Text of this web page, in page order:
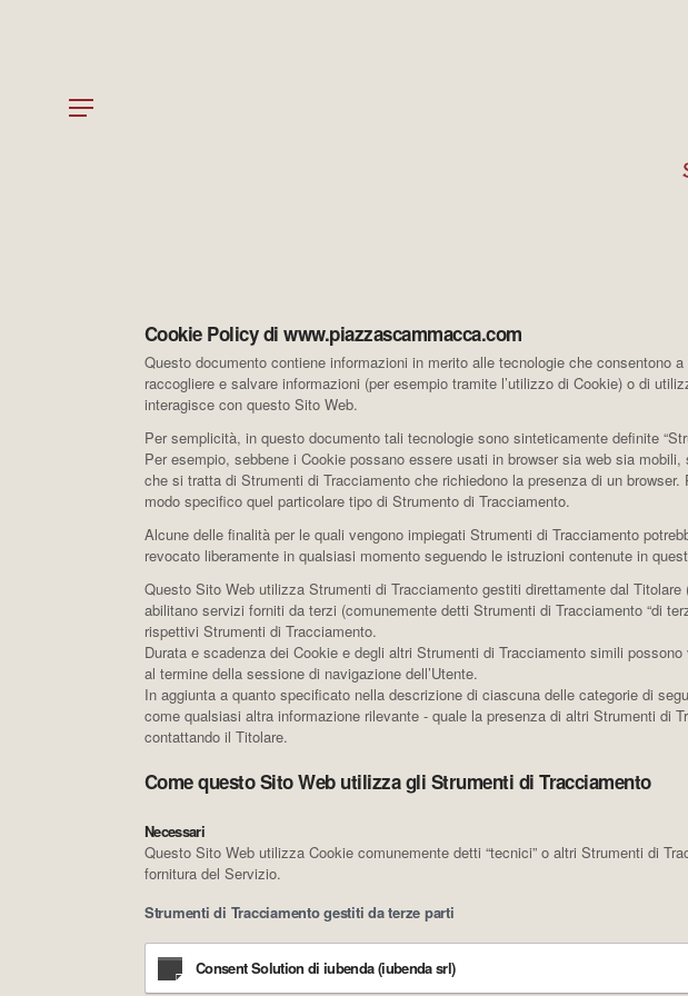
Menu
Cookie Policy di www.piazzascammacca.com
Questo documento contiene informazioni in merito alle tecnologie che consentono
raccogliere e salvare informazioni (per esempio tramite l’utilizzo di Cookie) o di
interagisce con questo Sito Web.
Per semplicità, in questo documento tali tecnologie sono sinteticamente definite
Per esempio, sebbene i Cookie possano essere usati in browser sia web sia
che si tratta di Strumenti di Tracciamento che richiedono la presenza di un
modo specifico quel particolare tipo di Strumento di Tracciamento.
Alcune delle finalità per le quali vengono impiegati Strumenti di Tracciamento
revocato liberamente in qualsiasi momento seguendo le istruzioni contenute in
Questo Sito Web utilizza Strumenti di Tracciamento gestiti direttamente dal
abilitano servizi forniti da terzi (comunemente detti Strumenti di Tracciamento “di
rispettivi Strumenti di Tracciamento.
Durata e scadenza dei Cookie e degli altri Strumenti di Tracciamento simili
al termine della sessione di navigazione dell’Utente.
In aggiunta a quanto specificato nella descrizione di ciascuna delle categorie di
come qualsiasi altra informazione rilevante - quale la presenza di altri Strumenti
contattando il Titolare.
Come questo Sito Web utilizza gli Strumenti di Tracciamento
Necessari
Questo Sito Web utilizza Cookie comunemente detti “tecnici” o altri Strumenti di
fornitura del Servizio.
Strumenti di Tracciamento gestiti da terze parti
Consent Solution di iubenda (iubenda srl)